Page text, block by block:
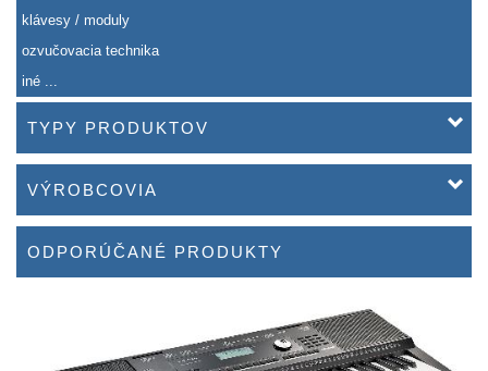
klávesy / moduly
ozvučovacia technika
iné ...
TYPY PRODUKTOV
VÝROBCOVIA
ODPORÚČANÉ PRODUKTY